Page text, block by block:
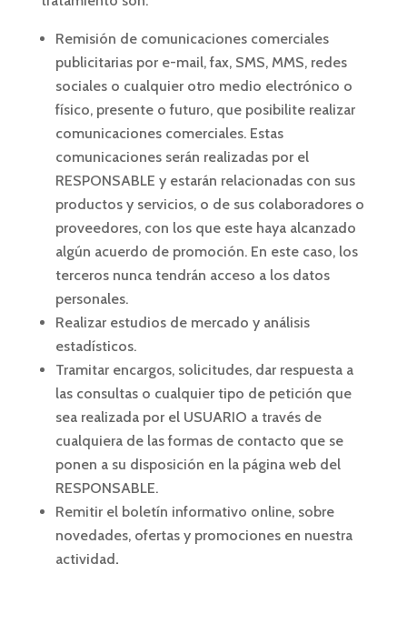
Remisión de comunicaciones comerciales
publicitarias por e-mail, fax, SMS, MMS, redes
sociales o cualquier otro medio electrónico o
físico, presente o futuro, que posibilite realizar
comunicaciones comerciales. Estas
comunicaciones serán realizadas por el
RESPONSABLE y estarán relacionadas con sus
productos y servicios, o de sus colaboradores o
proveedores, con los que este haya alcanzado
algún acuerdo de promoción. En este caso, los
terceros nunca tendrán acceso a los datos
personales.
Realizar estudios de mercado y análisis
estadísticos.
Tramitar encargos, solicitudes, dar respuesta a
las consultas o cualquier tipo de petición que
sea realizada por el USUARIO a través de
cualquiera de las formas de contacto que se
ponen a su disposición en la página web del
RESPONSABLE.
Remitir el boletín informativo online, sobre
novedades, ofertas y promociones en nuestra
actividad.